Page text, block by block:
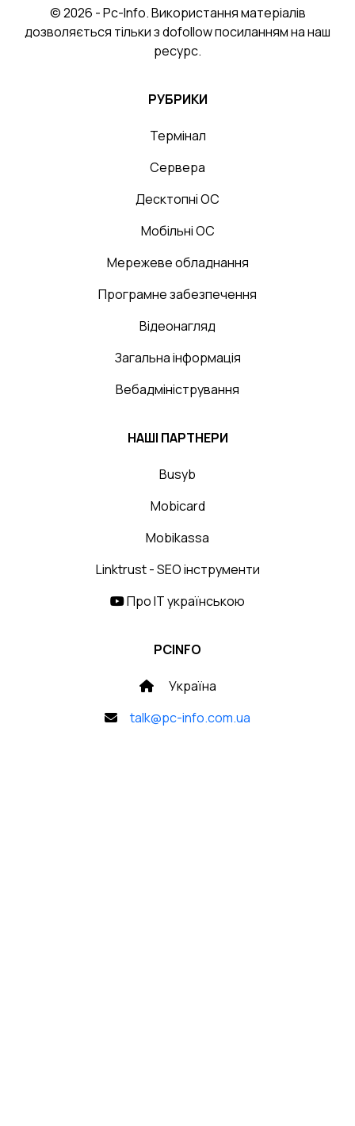
© 2026 - Pc-Info. Використання матеріалів
дозволяється тільки з dofollow посиланням на наш
ресурс.
РУБРИКИ
Термінал
Сервера
Десктопні ОС
Мобільні ОС
Мережеве обладнання
Програмне забезпечення
Відеонагляд
Загальна інформація
Вебадміністрування
НАШІ ПАРТНЕРИ
Busyb
Mobicard
Mobikassa
Linktrust - SEO інструменти
Про IT українською
PCINFO
Україна
talk@pc-info.com.ua